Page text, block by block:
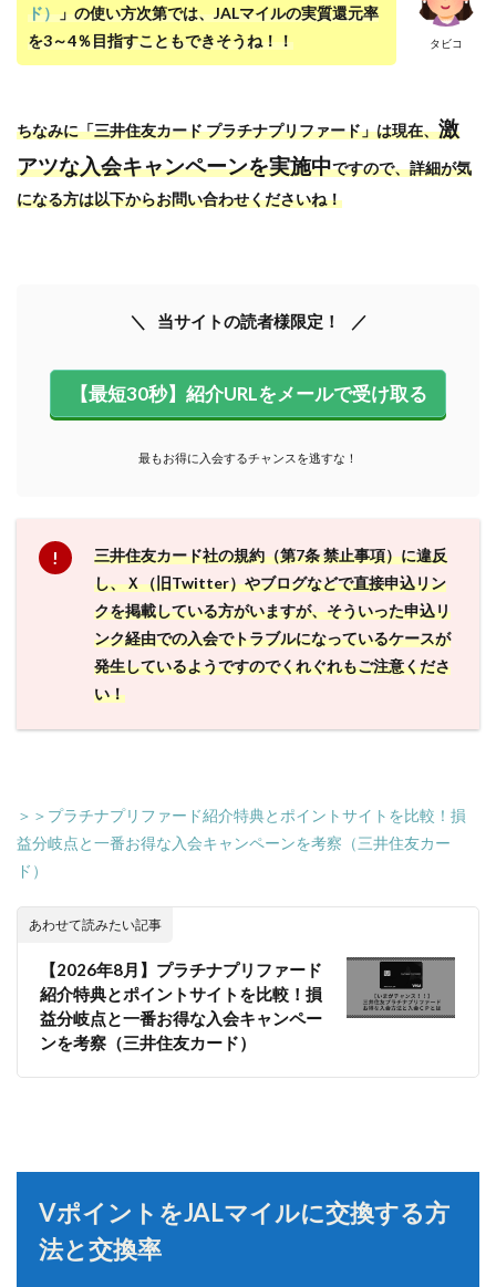
タビコ
ド）」の使い方次第では、JALマイルの実質還元率
を3～4％目指すこともできそうね！！
ちなみに「三井住友カード プラチナプリファード」は現在、激
アツな入会キャンペーンを実施中ですので、詳細が気
になる方は以下からお問い合わせくださいね！
当サイトの読者様限定！
【最短30秒】紹介URLをメールで受け取る
最もお得に入会するチャンスを逃すな！
三井住友カード社の規約（第7条 禁止事項）に違反
し、Ｘ（旧Twitter）やブログなどで直接申込リン
クを掲載している方がいますが、そういった申込リ
ンク経由での入会でトラブルになっているケースが
発生しているようですのでくれぐれもご注意くださ
い！
＞＞プラチナプリファード紹介特典とポイントサイトを比較！損
益分岐点と一番お得な入会キャンペーンを考察（三井住友カー
ド）
あわせて読みたい記事
【2026年8月】プラチナプリファード
紹介特典とポイントサイトを比較！損
益分岐点と一番お得な入会キャンペー
ンを考察（三井住友カード）
VポイントをJALマイルに交換する方
法と交換率